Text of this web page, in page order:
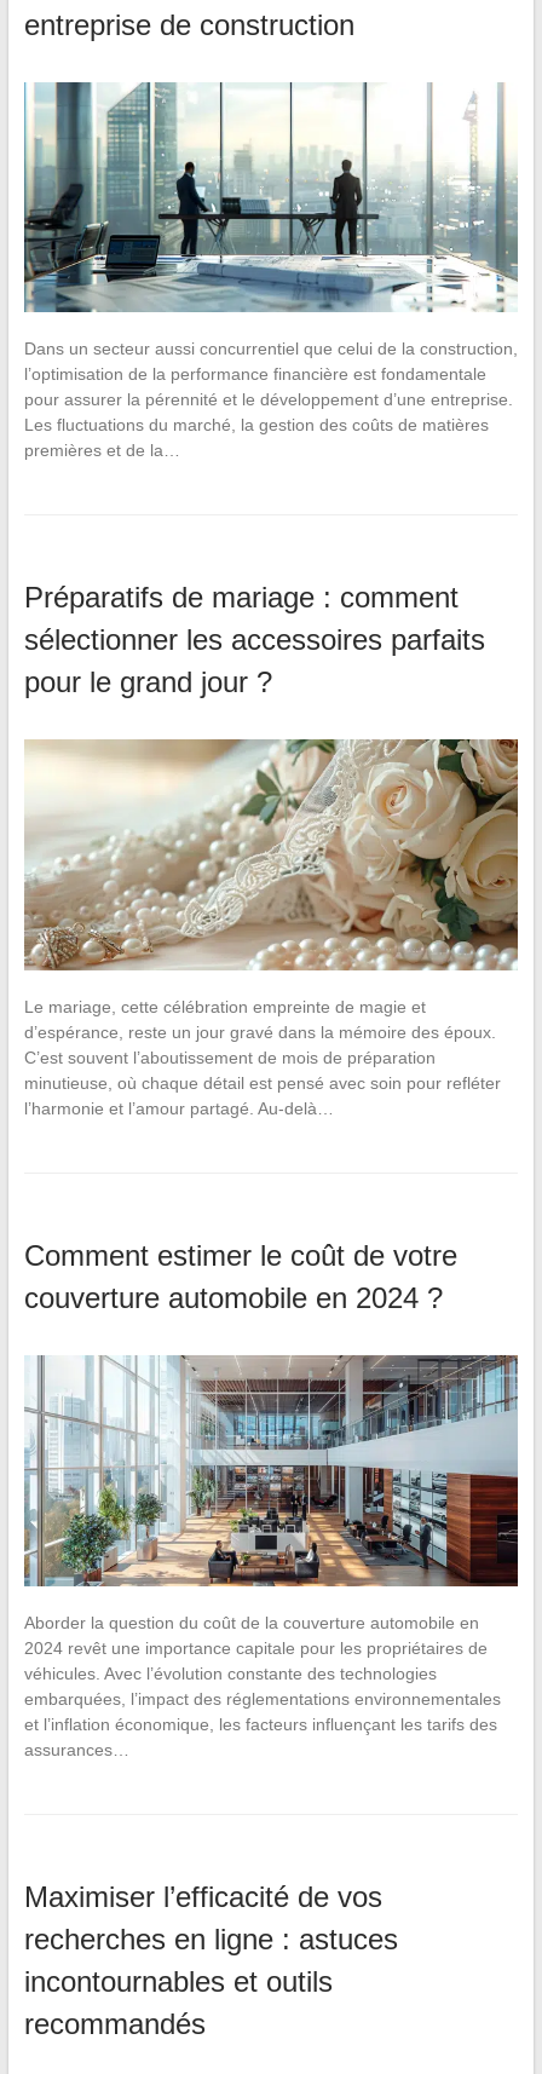
entreprise de construction
Dans un secteur aussi concurrentiel que celui de la construction,
l’optimisation de la performance financière est fondamentale
pour assurer la pérennité et le développement d’une entreprise.
Les fluctuations du marché, la gestion des coûts de matières
premières et de la…
Préparatifs de mariage : comment
sélectionner les accessoires parfaits
pour le grand jour ?
Le mariage, cette célébration empreinte de magie et
d’espérance, reste un jour gravé dans la mémoire des époux.
C’est souvent l’aboutissement de mois de préparation
minutieuse, où chaque détail est pensé avec soin pour refléter
l’harmonie et l’amour partagé. Au-delà…
Comment estimer le coût de votre
couverture automobile en 2024 ?
Aborder la question du coût de la couverture automobile en
2024 revêt une importance capitale pour les propriétaires de
véhicules. Avec l’évolution constante des technologies
embarquées, l’impact des réglementations environnementales
et l’inflation économique, les facteurs influençant les tarifs des
assurances…
Maximiser l’efficacité de vos
recherches en ligne : astuces
incontournables et outils
recommandés